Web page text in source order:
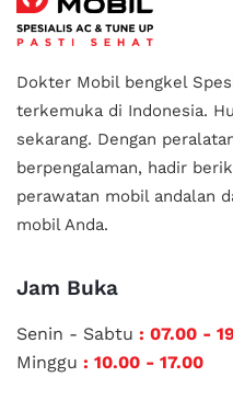
Dokter Mobil bengkel
terkemuka di Indonesia.
sekarang. Dengan
berpengalaman, hadir
perawatan mobil andalan
mobil Anda.
Jam Buka
Senin - Sabtu : 07.00 -
Minggu : 10.00 - 17.00